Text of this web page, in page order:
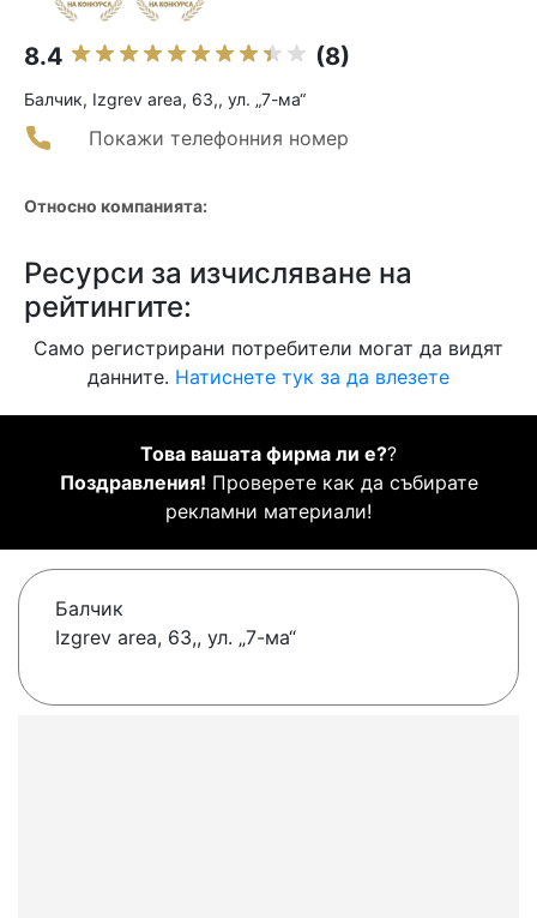
8.4 (8)
Балчик, Izgrev area, 63,, ул. „7-ма“
Покажи телефонния номер
Относно компанията:
Ресурси за изчисляване на
рейтингите:
Само регистрирани потребители могат да видят
данните. Натиснете тук за да влезете
Това вашата фирма ли е??
Поздравления! Проверете как да събирате
рекламни материали!
Балчик
Izgrev area, 63,, ул. „7-ма“